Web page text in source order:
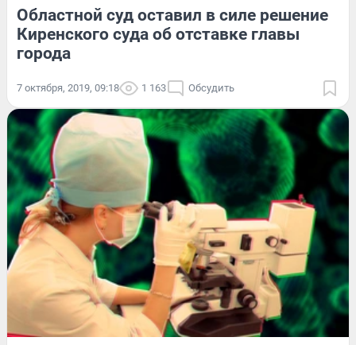
Областной суд оставил в силе решение
Киренского суда об отставке главы
города
7 октября, 2019, 09:18 1 163 Обсудить